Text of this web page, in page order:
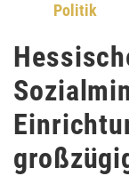
Politik